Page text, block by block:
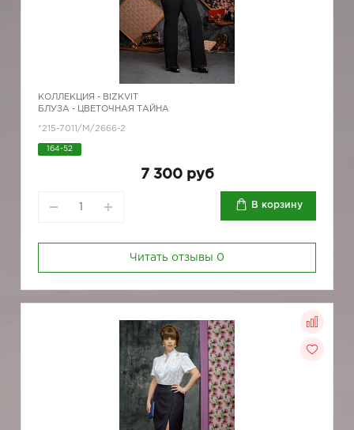
КОЛЛЕКЦИЯ - BIZKVIT
БЛУЗА - ЦВЕТОЧНАЯ ТАЙНА
*215-7011/M/2666-2
164-52
7 300 руб
В корзину
Читать отзывы 0